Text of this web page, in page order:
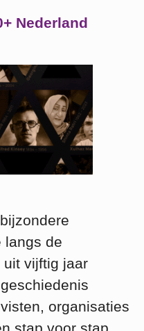
Nederland
langs de
uit vijftig jaar
organisaties
stap voor stap …